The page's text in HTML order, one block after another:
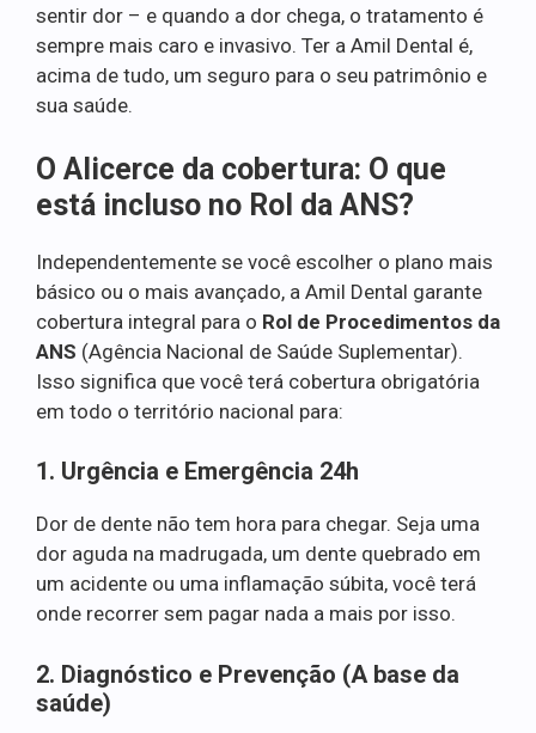
sentir dor – e quando a dor chega, o tratamento é
sempre mais caro e invasivo. Ter a Amil Dental é,
acima de tudo, um seguro para o seu patrimônio e
sua saúde.
O Alicerce da cobertura: O que
está incluso no Rol da ANS?
Independentemente se você escolher o plano mais
básico ou o mais avançado, a Amil Dental garante
cobertura integral para o Rol de Procedimentos da
ANS (Agência Nacional de Saúde Suplementar).
Isso significa que você terá cobertura obrigatória
em todo o território nacional para:
1. Urgência e Emergência 24h
Dor de dente não tem hora para chegar. Seja uma
dor aguda na madrugada, um dente quebrado em
um acidente ou uma inflamação súbita, você terá
onde recorrer sem pagar nada a mais por isso.
2. Diagnóstico e Prevenção (A base da
saúde)